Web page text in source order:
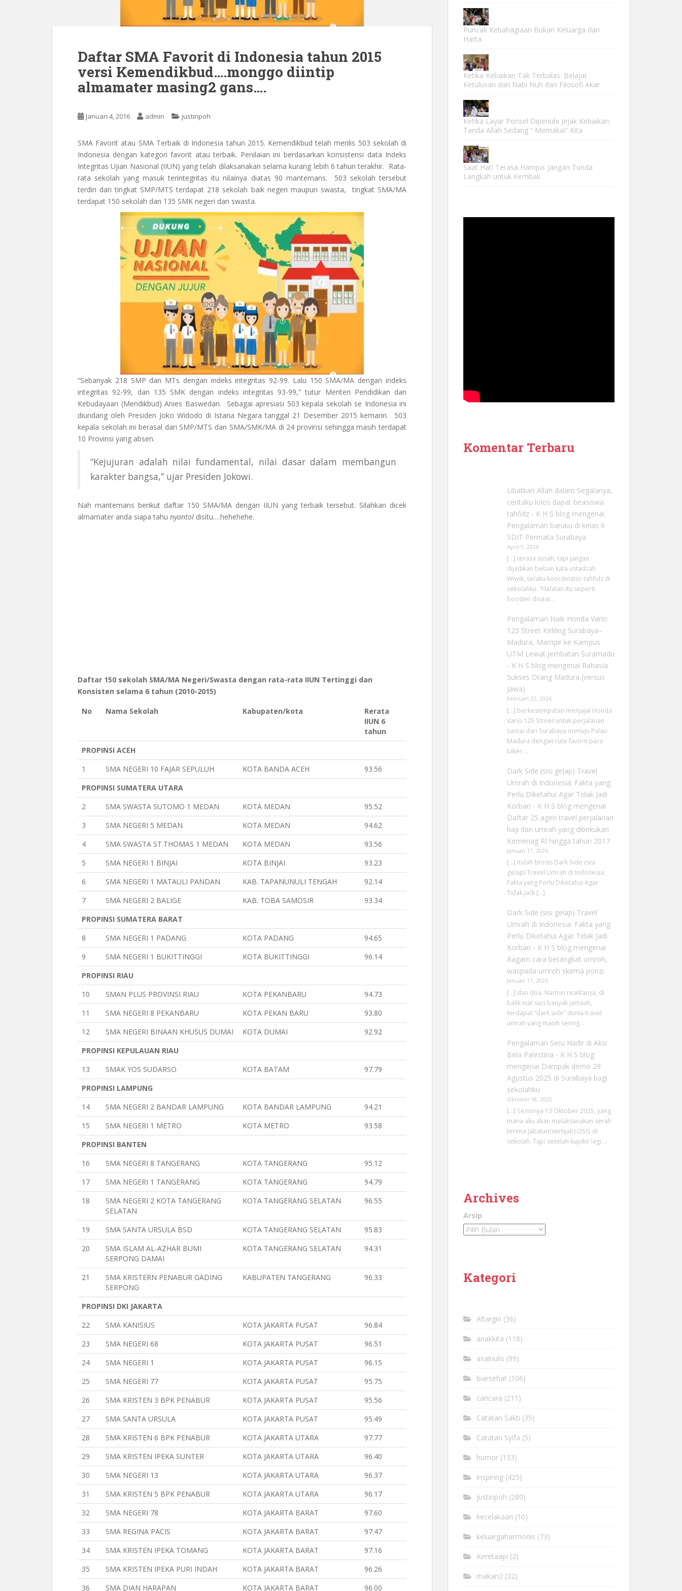
Daftar SMA Favorit di Indonesia tahun 2015
versi Kemendikbud….monggo diintip
almamater masing2 gans….
Januari 4, 2016 admin justinpoh
SMA Favorit atau SMA Terbaik di Indonesia tahun 2015. Kemendikbud telah merilis 503 sekolah di
Indonesia dengan kategori favorit atau terbaik. Penilaian ini berdasarkan konsistensi data Indeks
Integritas Ujian Nasional (IIUN) yang telah dilaksanakan selama kurang lebih 6 tahun terakhir. Rata-
rata sekolah yang masuk terintegritas itu nilainya diatas 90 mantemans. 503 sekolah tersebut
terdiri dari tingkat SMP/MTS terdapat 218 sekolah baik negeri maupun swasta, tingkat SMA/MA
terdapat 150 sekolah dan 135 SMK negeri dan swasta.
“Sebanyak 218 SMP dan MTs dengan indeks integritas 92-99. Lalu 150 SMA/MA dengan indeks
integritas 92-99, dan 135 SMK dengan indeks integritas 93-99,” tutur Menteri Pendidikan dan
Kebudayaan (Mendikbud) Anies Baswedan. Sebagai apresiasi 503 kepala sekolah se Indonesia ini
diundang oleh Presiden Joko Widodo di Istana Negara tanggal 21 Desember 2015 kemarin. 503
kepala sekolah ini berasal dari SMP/MTS dan SMA/SMK/MA di 24 provinsi sehingga masih terdapat
10 Provinsi yang absen.
“Kejujuran adalah nilai fundamental, nilai dasar dalam membangun
karakter bangsa,” ujar Presiden Jokowi.
Nah mantemans berikut daftar 150 SMA/MA dengan IIUN yang terbaik tersebut. Silahkan dicek
almamater anda siapa tahu nyantol disitu….hehehehe.
Daftar 150 sekolah SMA/MA Negeri/Swasta dengan rata-rata IIUN Tertinggi dan
Konsisten selama 6 tahun (2010-2015)
No Nama Sekolah Kabupaten/kota
Rerata
IIUN 6
tahun
PROPINSI ACEH
1
SMA NEGERI 10 FAJAR SEPULUH KOTA BANDA ACEH
93.56
PROPINSI SUMATERA UTARA
2
SMA SWASTA SUTOMO 1 MEDAN KOTA MEDAN
95.52
3
SMA NEGERI 5 MEDAN KOTA MEDAN
94.62
4
SMA SWASTA ST.THOMAS 1 MEDAN KOTA MEDAN
93.56
5
SMA NEGERI 1 BINJAI KOTA BINJAI
93.23
6
SMA NEGERI 1 MATAULI PANDAN KAB. TAPANUNULI TENGAH
92.14
7
SMA NEGERI 2 BALIGE KAB. TOBA SAMOSIR
93.34
PROPINSI SUMATERA BARAT
8
SMA NEGERI 1 PADANG KOTA PADANG
94.65
9
SMA NEGERI 1 BUKITTINGGI KOTA BUKITTINGGI
96.14
PROPINSI RIAU
10
SMAN PLUS PROVINSI RIAU KOTA PEKANBARU
94.73
11
SMA NEGERI 8 PEKANBARU KOTA PEKAN BARU
93.80
12
SMA NEGERI BINAAN KHUSUS DUMAI KOTA DUMAI
92.92
PROPINSI KEPULAUAN RIAU
13
SMAK YOS SUDARSO KOTA BATAM
97.79
PROPINSI LAMPUNG
14
SMA NEGERI 2 BANDAR LAMPUNG KOTA BANDAR LAMPUNG
94.21
15
SMA NEGERI 1 METRO KOTA METRO
93.58
PROPINSI BANTEN
16
SMA NEGERI 8 TANGERANG KOTA TANGERANG
95.12
17
SMA NEGERI 1 TANGERANG KOTA TANGERANG
94.79
18
SMA NEGERI 2 KOTA TANGERANG
SELATAN
KOTA TANGERANG SELATAN 96.55
19 SMA SANTA URSULA BSD KOTA TANGERANG SELATAN
95.83
20
SMA ISLAM AL-AZHAR BUMI
SERPONG DAMAI
KOTA TANGERANG SELATAN 94.31
21
SMA KRISTERN PENABUR GADING
SERPONG
KABUPATEN TANGERANG 96.33
PROPINSI DKI JAKARTA
22
SMA KANISIUS KOTA JAKARTA PUSAT
96.84
23
SMA NEGERI 68 KOTA JAKARTA PUSAT
96.51
24
SMA NEGERI 1 KOTA JAKARTA PUSAT
96.15
25
SMA NEGERI 77 KOTA JAKARTA PUSAT
95.75
26
SMA KRISTEN 3 BPK PENABUR KOTA JAKARTA PUSAT
95.56
27
SMA SANTA URSULA KOTA JAKARTA PUSAT
95.49
28
SMA KRISTEN 6 BPK PENABUR KOTA JAKARTA UTARA
97.77
29
SMA KRISTEN IPEKA SUNTER KOTA JAKARTA UTARA
96.40
30
SMA NEGERI 13 KOTA JAKARTA UTARA
96.37
31
SMA KRISTEN 5 BPK PENABUR KOTA JAKARTA UTARA
96.17
32
SMA NEGERI 78 KOTA JAKARTA BARAT
97.60
33
SMA REGINA PACIS KOTA JAKARTA BARAT
97.47
34
SMA KRISTEN IPEKA TOMANG KOTA JAKARTA BARAT
97.16
35
SMA KRISTEN IPEKA PURI INDAH KOTA JAKARTA BARAT
96.26
36
SMA DIAN HARAPAN KOTA JAKARTA BARAT 96.00
Puncak Kebahagiaan Bukan Keluarga dan
Harta
Ketika Kebaikan Tak Terbalas: Belajar
Ketulusan dari Nabi Nuh dan Filosofi Akar
Ketika Layar Ponsel Dipenuhi Jejak Kebaikan:
Tanda Allah Sedang “ Memakai” Kita
Saat Hati Terasa Hampa: Jangan Tunda
Langkah untuk Kembali
Komentar Terbaru
Libatkan Allah dalam Segalanya,
ceritaku lolos dapat beasiswa
tahfidz - K H S blogmengenai
Pengalaman baruku di kelas 6
SDIT Permata Surabaya
April 5, 2026
[…] terasa susah, tapi jangan
dijadikan beban kata ustadzah
Wiwik, selaku koordinator tahfidz di
sekolahku. “Hafalan itu seperti
booster disaat…
Pengalaman Naik Honda Vario
125 Street Keliling Surabaya–
Madura, Mampir ke Kampus
UTM Lewat Jembatan Suramadu
- K H S blogmengenai Rahasia
Sukses Orang Madura (versus
Jawa)
Februari 22, 2026
[…] berkesempatan menjajal Honda
Vario 125 Street untuk perjalanan
santai dari Surabaya menuju Pulau
Madura dengan rute favorit para
biker:…
Dark Side (sisi gelap) Travel
Umrah di Indonesia: Fakta yang
Perlu Diketahui Agar Tidak Jadi
Korban - K H S blogmengenai
Daftar 25 agen travel perjalanan
haji dan umrah yang dibekukan
Kemenag RI hingga tahun 2017
Januari 17, 2026
[…] itulah brosis Dark Side (sisi
gelap) Travel Umrah di Indonesia:
Fakta yang Perlu Diketahui Agar
Tidak Jadi […]
Dark Side (sisi gelap) Travel
Umrah di Indonesia: Fakta yang
Perlu Diketahui Agar Tidak Jadi
Korban - K H S blogmengenai
Ragam cara berangkat umroh,
waspada umroh skema ponzi
Januari 17, 2026
[…] dan doa. Namun realitanya, di
balik niat suci banyak jamaah,
terdapat “dark side” dunia travel
umrah yang masih sering…
Pengalaman Seru Hadir di Aksi
Bela Palestina - K H S blog
mengenai Dampak demo 29
Agustus 2025 di Surabaya bagi
sekolahku
Oktober 18, 2025
[…] Seninnya 13 Oktober 2025, yang
mana aku akan melaksanakan serah
terima jabatan(sertijab) OSIS di
sekolah. Tapi setelah kupikir lagi,…
Archives
Arsip
Kategori
Altargiri (36)
anakkita (118)
asalnulis (99)
biarsehat (106)
caricara (211)
Catatan Sakti (35)
Catatan Syifa (5)
humor (133)
inspiring (425)
justinpoh (280)
kecelakaan (10)
keluargaharmonis (73)
Keretaapi (2)
makan2 (32)